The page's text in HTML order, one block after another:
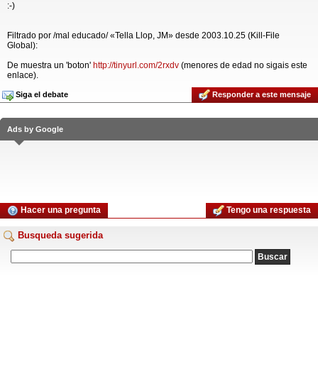
:-)
Filtrado por /mal educado/ «Tella Llop, JM» desde 2003.10.25 (Kill-File
Global):
De muestra un 'boton' http://tinyurl.com/2rxdv (menores de edad no sigais este
enlace).
Siga el debate Responder a este mensaje
Ads by Google
Hacer una pregunta Tengo una respuesta
Busqueda sugerida